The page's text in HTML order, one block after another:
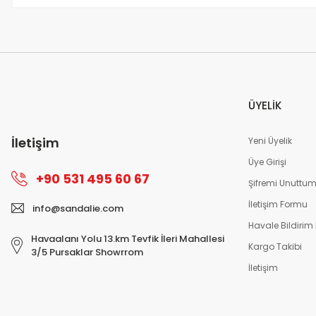
İletişim
+90 531 495 60 67
info@sandalie.com
Havaalanı Yolu 13.km Tevfik İleri Mahallesi
3/5 Pursaklar Showrrom
ÜYELİK
Yeni Üyelik
Üye Girişi
Şifremi Unuttum
İletişim Formu
Havale Bildirim
Kargo Takibi
İletişim